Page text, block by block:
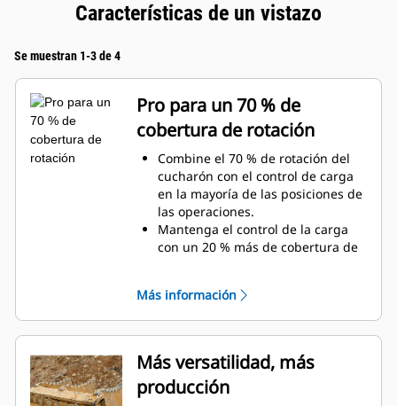
Características de un vistazo
Se muestran 1-3 de 4
Pro para un 70 % de
cobertura de rotación
Combine el 70 % de rotación del
cucharón con el control de carga
en la mayoría de las posiciones de
las operaciones.
Mantenga el control de la carga
con un 20 % más de cobertura de
Realice con facilidad tareas debajo
de la superficie y verticales.
Aumente la productividad de la
máquina desde la excavación
hasta la manipulación de
materiales.
Más información
Más versatilidad, más
producción